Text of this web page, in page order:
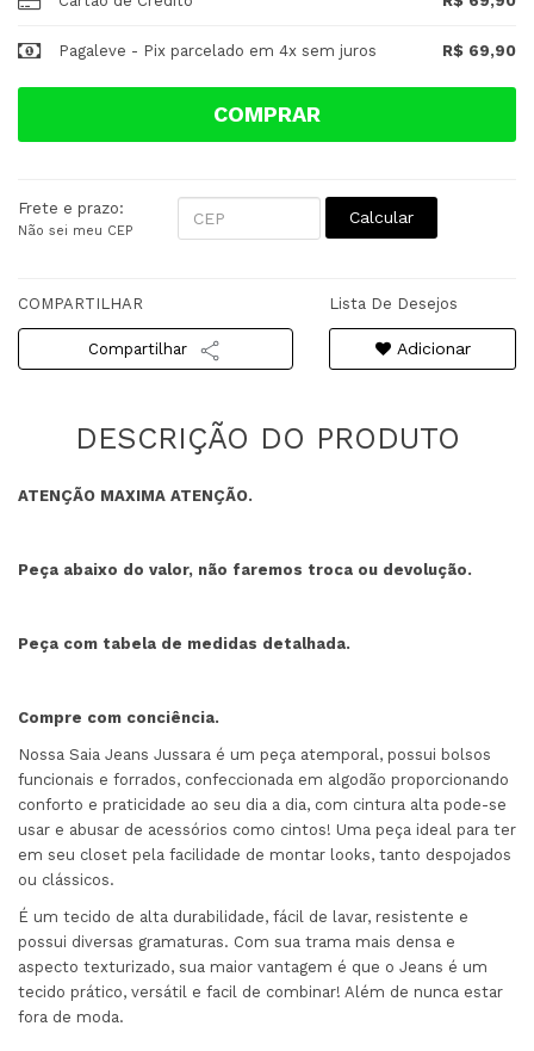
Pagaleve - Pix parcelado em 4x sem juros R$ 69,90
COMPRAR
Frete e prazo:
Não sei meu CEP
Calcular
COMPARTILHAR
Compartilhar
Lista De Desejos
Adicionar
ATENÇÃO MAXIMA ATENÇÃO.
Peça abaixo do valor, não faremos troca ou devolução.
Peça com tabela de medidas detalhada.
Compre com conciência.
Nossa Saia Jeans Jussara é um peça atemporal, possui bolsos
funcionais e forrados, confeccionada em algodão proporcionando
conforto e praticidade ao seu dia a dia, com cintura alta pode-se
usar e abusar de acessórios como cintos! Uma peça ideal para ter
em seu closet pela facilidade de montar looks, tanto despojados
ou clássicos.
É um tecido de alta durabilidade, fácil de lavar, resistente e
possui diversas gramaturas. Com sua trama mais densa e
aspecto texturizado, sua maior vantagem é que o Jeans é um
tecido prático, versátil e facil de combinar! Além de nunca estar
fora de moda.